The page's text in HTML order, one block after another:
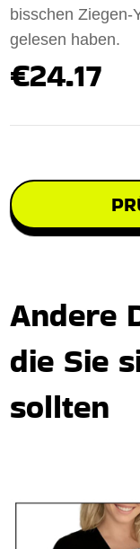
bisschen Ziegen-
gelesen haben.
€24.17
Andere
die Sie
sollten